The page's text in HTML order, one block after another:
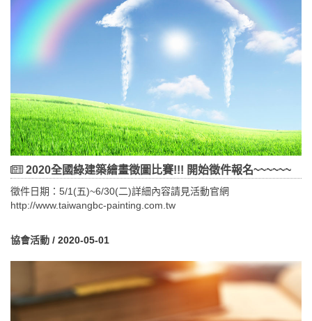
段381號 報名日期：6/2起至6/21止 報名網址
https://www.accupass.com/event/2006010311271911972519 第
3場109/6/30（星期二）12：45，於捷運公館站2號出口集合 。
地點：國立傳統藝術中心藝師學員住宿區 地址：宜蘭縣五結
鄉五濱路二段201號 報名日期：6/2起至6/21止 報名網址
https://www.accupass.com/event/2006010255583117395500 (二)、
報名名額、方式及注意事項：一、報名名額：本參訪活動報名費用
為免費，場次1即場次3限定人數為30人，場次2限定人數為20人。
二、報名方式： 1.網路報名：各場次請分別至以下連結報名
場次1淡海汙水處理
廠 https://www.accupass.com/event/2006010214591053736256
https://www.accupass.com/event/2006010311271911972519
場次3國立傳統藝術中心藝師學員住宿區
https://www.accupass.com/event/2006010255583117395500如至
團體報名(20人以上)，請與本會人員聯繫 TEL： 02-8667-6111分機
報名費用為免費，惟各場次限定人數為30人(場次2限定人數為20
人)。 2.如無法全程參與者，請於參訪活動前3天（工作天）電話告
知本會人員，取消此次參訪活動，報到未到者， 將取消之後報名之
資格敬請見諒。 3. 每一示範基地每人僅限參與一次，以利政府推動
2020全國綠建築繪畫徵圖比賽!!! 開始徵件報名~~~~~~
徵件日期：5/1(五)~6/30(二)詳細內容請見活動官網
http://www.taiwangbc-painting.com.tw
協會活動 / 2020-05-01